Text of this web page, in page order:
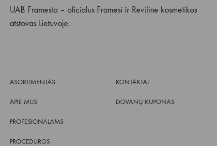
UAB Framesta – oficialus Framesi ir Reviline kosmetikos
atstovas Lietuvoje.
ASORTIMENTAS
APIE MUS
PROFESIONALAMS
PROCEDŪROS
KONTAKTAI
DOVANŲ KUPONAS